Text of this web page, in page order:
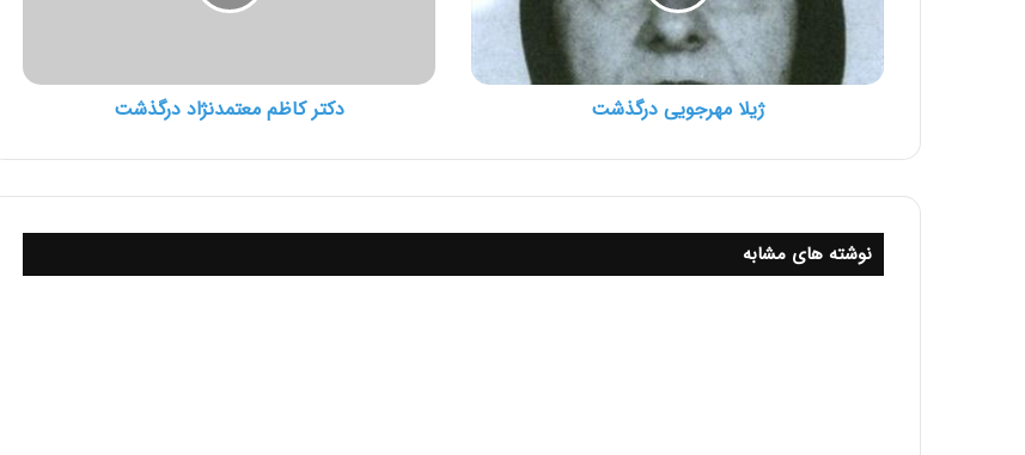
ژیلا مهرجویی درگذشت دکتر کاظم معتمدنژاد درگذشت
نوشته های مشابه